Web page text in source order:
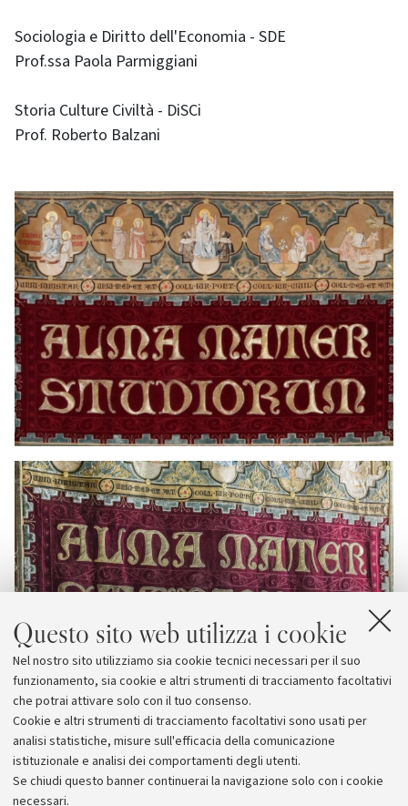
Questo sito web utilizza i cookie
Nel nostro sito utilizziamo sia cookie tecnici necessari per il suo
funzionamento, sia cookie e altri strumenti di tracciamento facoltativi
che potrai attivare solo con il tuo consenso.
Cookie e altri strumenti di tracciamento facoltativi sono usati per
analisi statistiche, misure sull'efficacia della comunicazione
istituzionale e analisi dei comportamenti degli utenti.
Se chiudi questo banner continuerai la navigazione solo con i cookie
necessari.
Sociologia e Diritto dell'Economia - SDE
Prof.ssa Paola Parmiggiani
Storia Culture Civiltà - DiSCi
Prof. Roberto Balzani